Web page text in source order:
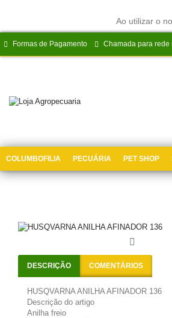
Ao utilizar o
Formas de Pagamento Chamada para rede
COLUMBOFILIA PECUÁRIA PET SHOP
DESCRIÇÃO COMENTÁRIOS
HUSQVARNA ANILHA AFINADOR 136
Descrição do artigo
Anilha freio